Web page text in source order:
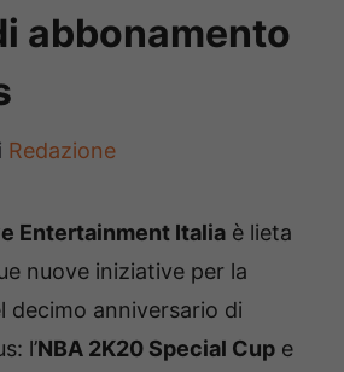
abbonamento
Redazione
Entertainment Italia è lieta
nuove iniziative per la
decimo anniversario di
l’NBA 2K20 Special Cup e